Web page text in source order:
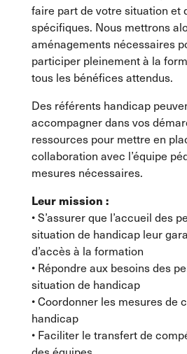
faire part de votre situation et
spécifiques. Nous mettrons
aménagements nécessaires
participer pleinement à la
tous les bénéfices attendus.
Des référents handicap
accompagner dans vos
ressources pour mettre en
collaboration avec l’équipe
mesures nécessaires.
Leur mission :
• S’assurer que l’accueil des
situation de handicap leur
d’accès à la formation
• Répondre aux besoins des
situation de handicap
• Coordonner les mesures de
handicap
• Faciliter le transfert de